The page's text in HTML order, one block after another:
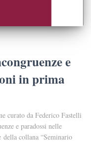
e
in prima
curato da Federico Fastelli
e paradossi nelle
collana “Seminario